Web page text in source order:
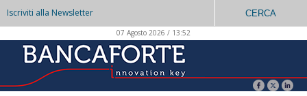
Iscriviti alla Newsletter CERCA
07 Agosto 2026 / 13:52